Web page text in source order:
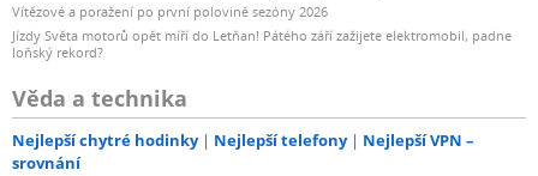
Vítězové a poražení po první polovině sezóny 2026
Jízdy Světa motorů opět míří do Letňan! Pátého září zažijete elektromobil, padne
loňský rekord?
Věda a technika
Nejlepší chytré hodinky Nejlepší telefony
Nejlepší VPN –
srovnání